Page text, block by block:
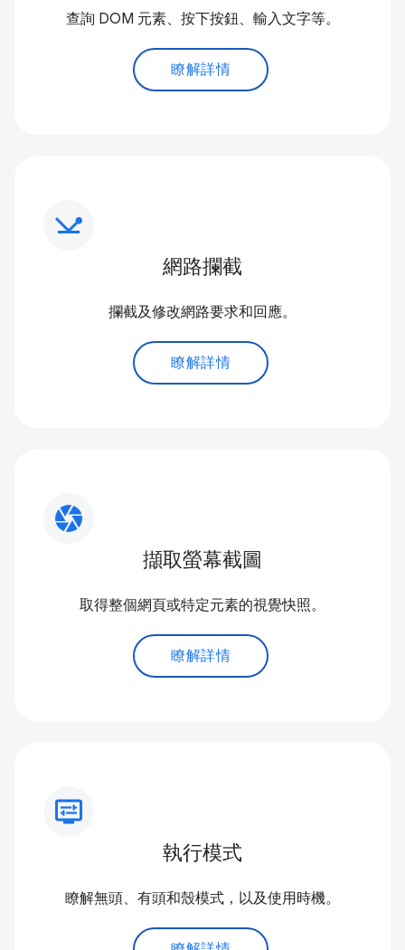
查詢 DOM 元素、按下按鈕、輸入文字等。
瞭解詳情
network_ping
網路攔截
攔截及修改網路要求和回應。
瞭解詳情
camera
擷取螢幕截圖
取得整個網頁或特定元素的視覺快照。
瞭解詳情
display_settings
執行模式
瞭解無頭、有頭和殼模式，以及使用時機。